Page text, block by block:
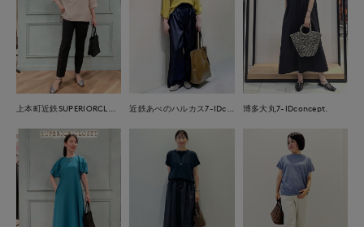
博多大丸7-IDconcept.